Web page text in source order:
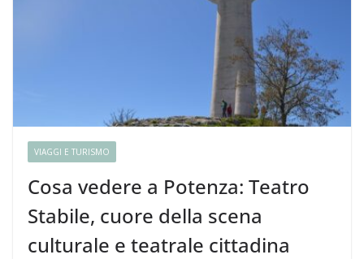
VIAGGI E TURISMO
Cosa vedere a Potenza: Teatro
Stabile, cuore della scena
culturale e teatrale cittadina